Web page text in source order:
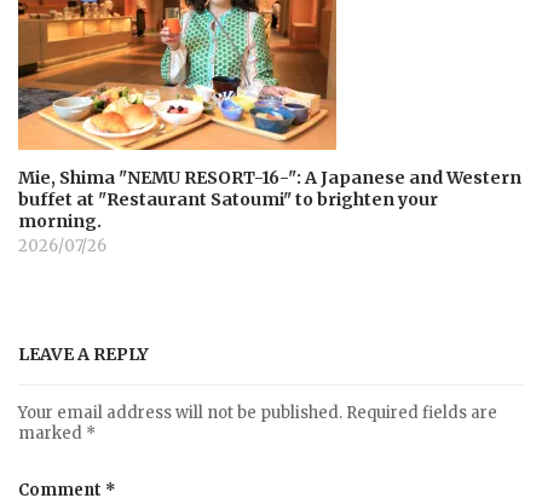
Mie, Shima "NEMU RESORT-16-": A Japanese and Western
buffet at "Restaurant Satoumi" to brighten your
morning.
2026/07/26
LEAVE A REPLY
Your email address will not be published. Required fields are
marked *
Comment *